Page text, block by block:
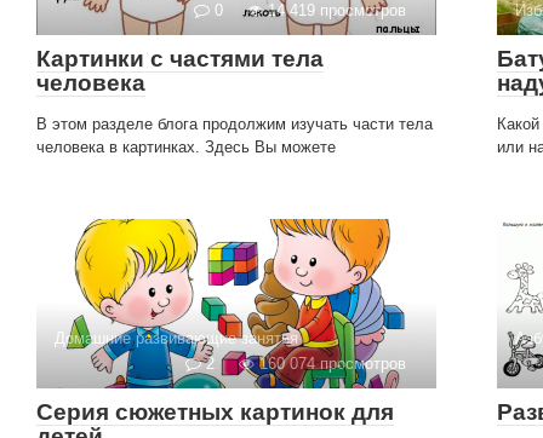
0
14 419 просмотров
Картинки с частями тела
человека
В этом разделе блога продолжим изучать части тела
человека в картинках. Здесь Вы можете
или
Домашние развивающие занятия
2
160 074 просмотров
Серия сюжетных картинок для